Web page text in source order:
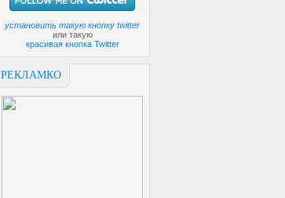
установить такую кнопку twitter
или такую
красивая кнопка Twitter
РЕКЛАМКО